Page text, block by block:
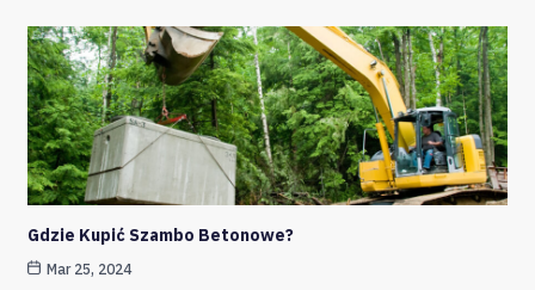
Gdzie Kupić Szambo Betonowe?
Mar 25, 2024